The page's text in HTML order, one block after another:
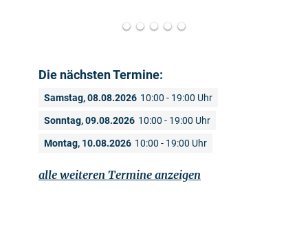
Die nächsten Termine:
Samstag, 08.08.2026 10:00 - 19:00 Uhr
Sonntag, 09.08.2026 10:00 - 19:00 Uhr
Montag, 10.08.2026 10:00 - 19:00 Uhr
alle weiteren Termine anzeigen